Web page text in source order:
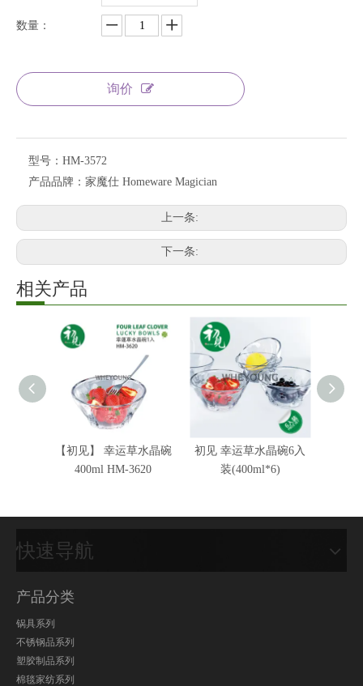
数量：
询价
型号： HM-3572
产品品牌： 家魔仕 Homeware Magician
上一条:
下一条:
相关产品
【初见】 幸运草水晶碗
400ml HM-3620
初见 幸运草水晶碗6入
装(400ml*6)
快速导航
产品分类
锅具系列
不锈钢品系列
塑胶制品系列
棉毯家纺系列